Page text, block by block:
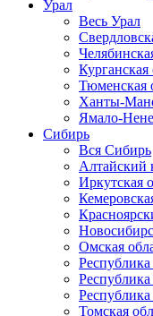
Урал
Весь Урал
Курганская
Тюменская
Ханты-
Ямало-
Сибирь
Вся Сибирь
Алтайский
Иркутская
Омская
Томская